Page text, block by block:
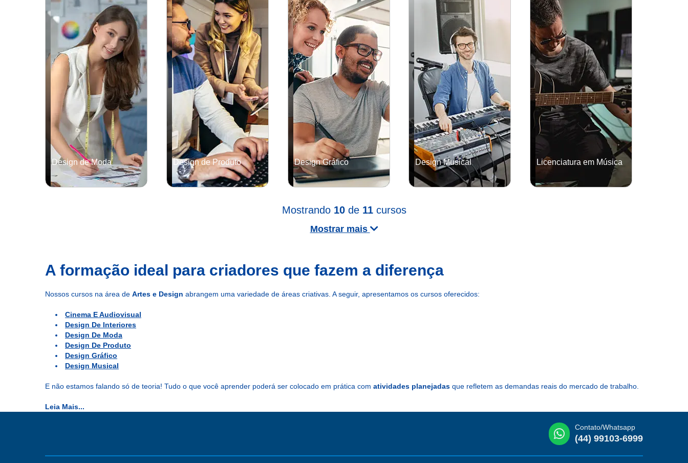
Design de Moda Design de Produto Design Gráfico
Saiba mais
Design Musical Licenciatura em Música
Mostrando 10de 11cursos
Mostrar mais
A formação ideal para criadores que fazem a diferença
Nossos cursos na área de Artes e Design abrangem uma variedade de áreas criativas. A seguir, apresentamos os cursos oferecidos:
Cinema E Audiovisual
Design De Interiores
Design De Moda
Design De Produto
Design Gráfico
Design Musical
E não estamos falando só de teoria! Tudo o que você aprender poderá ser colocado em prática com atividades planejadas que refletem as demandas reais do mercado de trabalho.
Leia Mais...
Contato/Whatsapp
(44) 99103-6999